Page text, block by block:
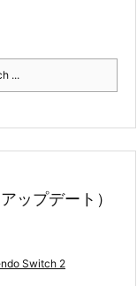
...
ップデート）
Switch 2